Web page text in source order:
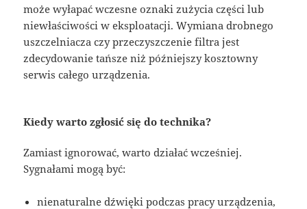
może wyłapać wczesne oznaki zużycia części lub
niewłaściwości w eksploatacji. Wymiana drobnego
uszczelniacza czy przeczyszczenie filtra jest
zdecydowanie tańsze niż późniejszy kosztowny
serwis całego urządzenia.
Kiedy warto zgłosić się do technika?
Zamiast ignorować, warto działać wcześniej.
Sygnałami mogą być:
nienaturalne dźwięki podczas pracy urządzenia,